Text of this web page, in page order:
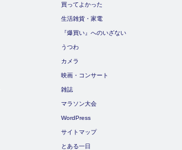
買ってよかった
生活雑貨・家電
『爆買い』へのいざない
うつわ
カメラ
映画・コンサート
雑誌
マラソン大会
WordPress
サイトマップ
とある一日